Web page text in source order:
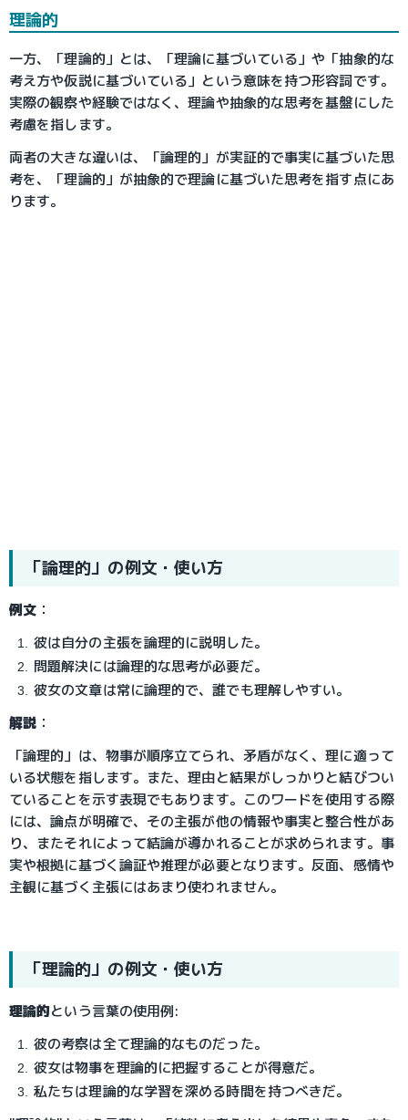
理論的
一方、「理論的」とは、「理論に基づいている」や「抽象的な
考え方や仮説に基づいている」という意味を持つ形容詞です。
実際の観察や経験ではなく、理論や抽象的な思考を基盤にした
考慮を指します。
両者の大きな違いは、「論理的」が実証的で事実に基づいた思
考を、「理論的」が抽象的で理論に基づいた思考を指す点にあ
ります。
「論理的」の例文・使い方
例文 ：
彼は自分の主張を論理的に説明した。
問題解決には論理的な思考が必要だ。
彼女の文章は常に論理的で、誰でも理解しやすい。
解説 ：
「論理的」は、物事が順序立てられ、矛盾がなく、理に適って
いる状態を指します。また、理由と結果がしっかりと結びつい
ていることを示す表現でもあります。このワードを使用する際
には、論点が明確で、その主張が他の情報や事実と整合性があ
り、またそれによって結論が導かれることが求められます。事
実や根拠に基づく論証や推理が必要となります。反面、感情や
主観に基づく主張にはあまり使われません。
「理論的」の例文・使い方
理論的という言葉の使用例:
彼の考察は全て理論的なものだった。
彼女は物事を理論的に把握することが得意だ。
私たちは理論的な学習を深める時間を持つべきだ。